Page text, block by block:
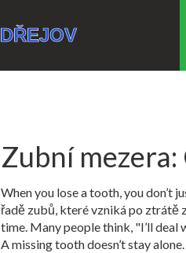
Zubní
When you lose a tooth, you don’t
řadě zubů, které vzniká po ztrátě
time. Many people think, "I’ll
A missing tooth doesn’t stay